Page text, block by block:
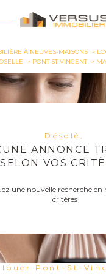
À NEUVES-MAISONS
PONT ST VINCENT
Désolé,
ANNONCE
SELON VOS
une nouvelle recherche
critères
louer Pont-St-